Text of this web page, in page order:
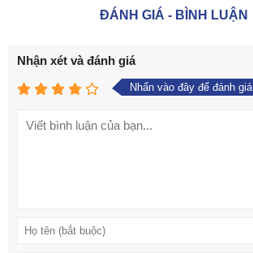
ĐÁNH GIÁ - BÌNH LUẬN
Nhận xét và đánh giá
Nhấn vào đây để đánh giá